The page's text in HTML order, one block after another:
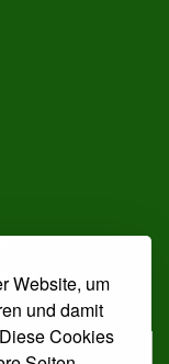
Website, um
und damit
Cookies